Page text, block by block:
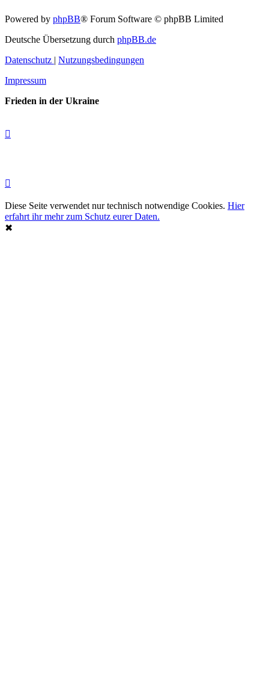
Powered by phpBB® Forum Software © phpBB Limited
Deutsche Übersetzung durch phpBB.de
Datenschutz | Nutzungsbedingungen
Impressum
Frieden in der Ukraine
Diese Seite verwendet nur technisch notwendige Cookies. Hier
erfahrt ihr mehr zum Schutz eurer Daten.
✖